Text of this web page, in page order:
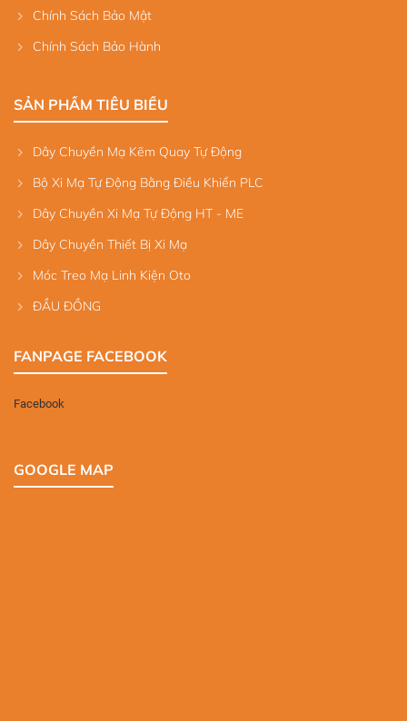
Chính Sách Bảo Mật
Chính Sách Bảo Hành
SẢN PHẨM TIÊU BIỂU
Dây Chuyền Mạ Kẽm Quay Tự Động
Bộ Xi Mạ Tự Động Bằng Điều Khiển PLC
Dây Chuyền Xi Mạ Tự Động HT - ME
Dây Chuyền Thiết Bị Xi Mạ
Móc Treo Mạ Linh Kiện Oto
ĐẦU ĐỒNG
FANPAGE FACEBOOK
Facebook
GOOGLE MAP